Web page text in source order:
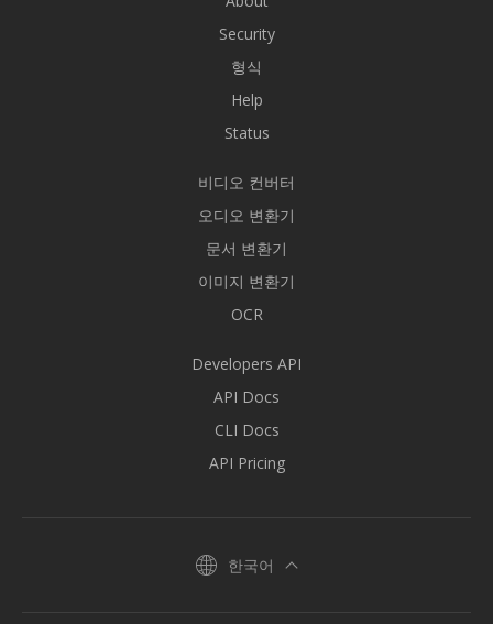
Security
형식
Help
Status
비디오 컨버터
오디오 변환기
문서 변환기
이미지 변환기
OCR
Developers API
API Docs
CLI Docs
API Pricing
한국어